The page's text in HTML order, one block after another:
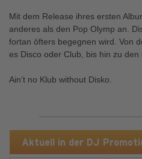
Aktuell in der DJ
Mit dem Release ihres ersten
anderes als den Pop Olymp an.
fortan öfters begegnen wird. Von
es Disco oder Club, bis hin zu den
Ain’t no Klub without Disko.